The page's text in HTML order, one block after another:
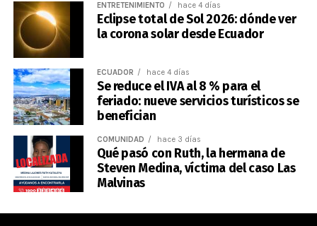
ENTRETENIMIENTO hace 4 días
Eclipse total de Sol 2026: dónde ver
la corona solar desde Ecuador
ECUADOR hace 4 días
Se reduce el IVA al 8 % para el
feriado: nueve servicios turísticos se
benefician
COMUNIDAD hace 3 días
Qué pasó con Ruth, la hermana de
Steven Medina, víctima del caso Las
Malvinas